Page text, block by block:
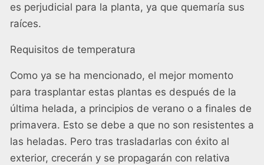
es perjudicial para la planta, ya que quemaría sus
raíces.
Requisitos de temperatura
Como ya se ha mencionado, el mejor momento
para trasplantar estas plantas es después de la
última helada, a principios de verano o a finales de
primavera. Esto se debe a que no son resistentes a
las heladas. Pero tras trasladarlas con éxito al
exterior, crecerán y se propagarán con relativa